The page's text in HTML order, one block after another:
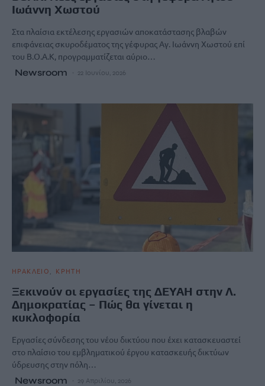
Ιωάννη Xωστού
Στα πλαίσια εκτέλεσης εργασιών αποκατάστασης βλαβών
επιφάνειας σκυροδέματος της γέφυρας Aγ. Ιωάννη Xωστού επί
του Β.Ο.Α.Κ, προγραμματίζεται αύριο…
Newsroom 22 Ιουνίου, 2026
ΗΡΑΚΛΕΙΟ ΚΡΗΤΗ
Ξεκινούν οι εργασίες της ΔΕΥΑΗ στην Λ.
Δημοκρατίας – Πώς θα γίνεται η
κυκλοφορία
Εργασίες σύνδεσης του νέου δικτύου που έχει κατασκευαστεί
στο πλαίσιο του εμβληματικού έργου κατασκευής δικτύων
ύδρευσης στην πόλη…
Newsroom 29 Απριλίου, 2026